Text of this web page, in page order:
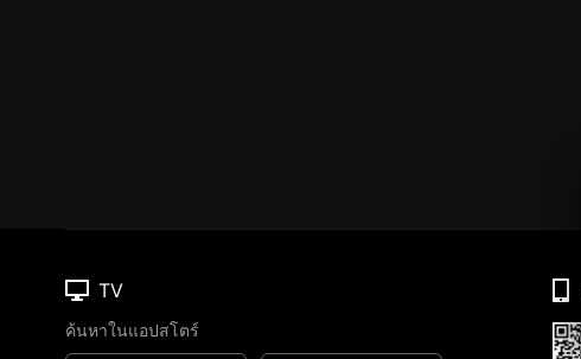
TV
ค้นหาในแอปสโตร์